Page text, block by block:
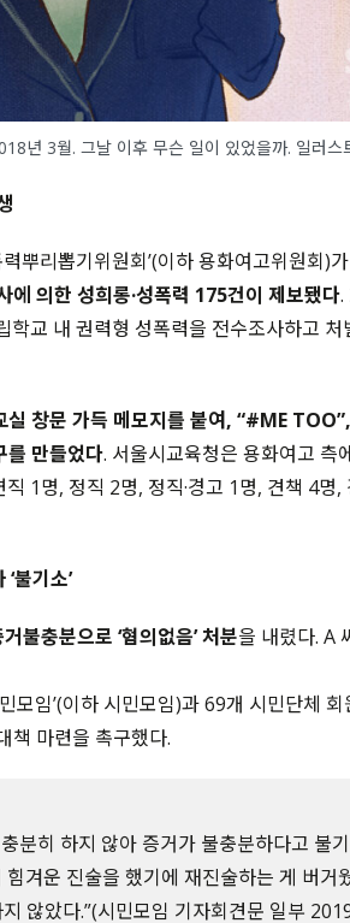
년 3월. 그날 이후 무슨 일이 있었을까. 일러
뿌리뽑기위원회’(이하 용화여고위원회)
에 의한 성희롱·성폭력 175건이 제보됐다.
학교 내 권력형 성폭력을 전수조사하고 처
실 창문 가득 메모지를 붙여, “#ME
만들었다. 서울시교육청은 용화여고 측
1명, 정직 2명, 정직·경고 1명, 견책 4명,
불기소’
불충분으로 ‘혐의없음’ 처분을 내렸다. A
모임’(이하 시민모임)과 69개 시민단체
책 마련을 촉구했다.
분히 하지 않아 증거가 불충분하다고 불
겨운 진술을 했기에 재진술하는 게 버거
않았다.”(시민모임 기자회견문 일부